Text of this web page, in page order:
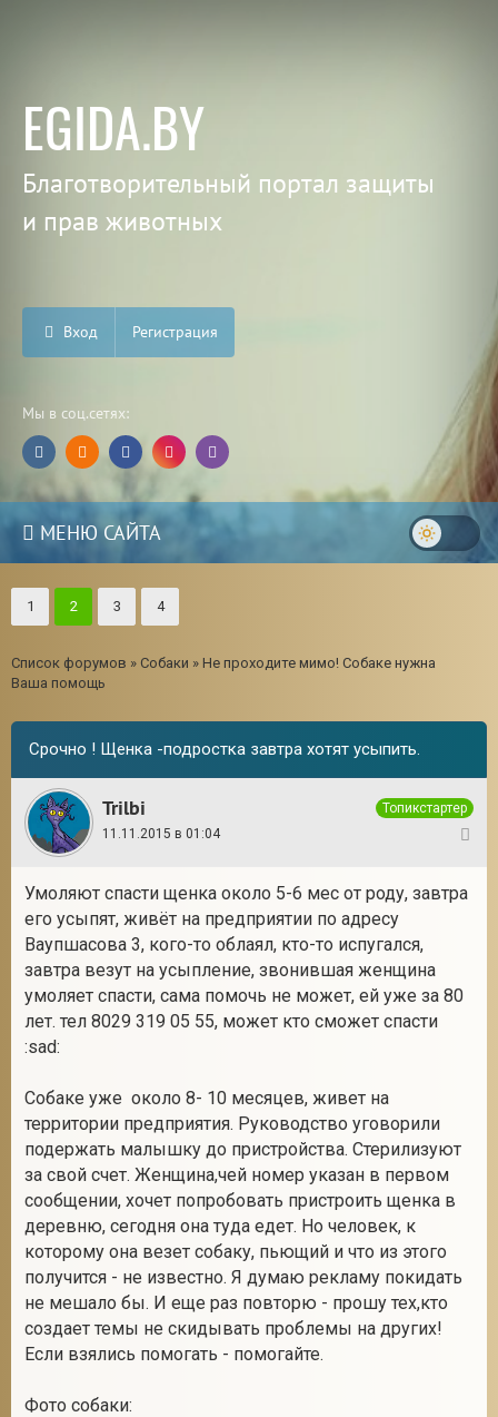
EGIDA.BY
Благотворительный портал защиты
и прав животных
Вход Регистрация
Мы в соц.сетях:
МЕНЮ САЙТА
1 2 3 4
Список форумов » Собаки » Не проходите мимо! Собаке нужна
Ваша помощь
Срочно ! Щенка -подростка завтра хотят усыпить.
Trilbi
Топикстартер
11.11.2015 в 01:04
Умоляют спасти щенка около 5-6 мес от роду, завтра
его усыпят, живёт на предприятии по адресу
Ваупшасова 3, кого-то облаял, кто-то испугался,
завтра везут на усыпление, звонившая женщина
умоляет спасти, сама помочь не может, ей уже за 80
лет. тел 8029 319 05 55, может кто сможет спасти
:sad:
Собаке уже около 8- 10 месяцев, живет на
территории предприятия. Руководство уговорили
подержать малышку до пристройства. Стерилизуют
за свой счет. Женщина,чей номер указан в первом
сообщении, хочет попробовать пристроить щенка в
деревню, сегодня она туда едет. Но человек, к
которому она везет собаку, пьющий и что из этого
получится - не известно. Я думаю рекламу покидать
не мешало бы. И еще раз повторю - прошу тех,кто
создает темы не скидывать проблемы на других!
Если взялись помогать - помогайте.
Фото собаки: